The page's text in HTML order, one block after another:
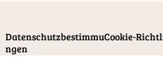
Datenschutzbestimmu
ngen
Cookie-